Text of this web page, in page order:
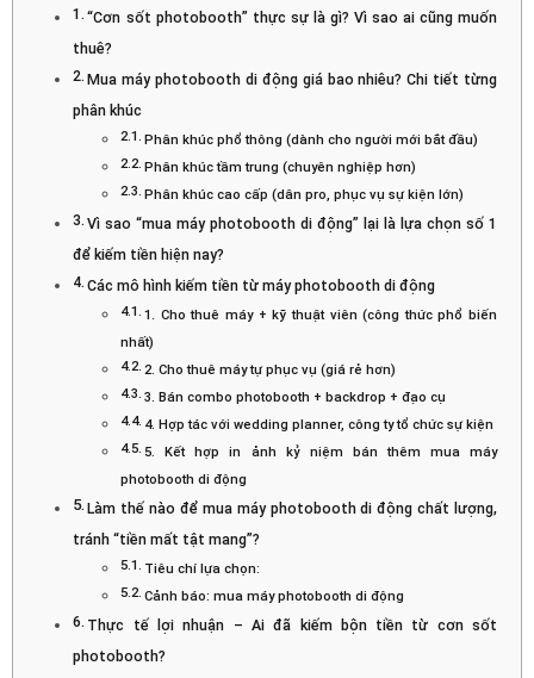
“Cơn sốt photobooth” thực sự là gì? Vì sao ai cũng muốn
thuê?
Mua máy photobooth di động giá bao nhiêu? Chi tiết từng
phân khúc
Phân khúc phổ thông (dành cho người mới bắt đầu)
Phân khúc tầm trung (chuyên nghiệp hơn)
Phân khúc cao cấp (dân pro, phục vụ sự kiện lớn)
Vì sao “mua máy photobooth di động” lại là lựa chọn số 1
để kiếm tiền hiện nay?
Các mô hình kiếm tiền từ máy photobooth di động
1. Cho thuê máy + kỹ thuật viên (công thức phổ biến
nhất)
2. Cho thuê máy tự phục vụ (giá rẻ hơn)
3. Bán combo photobooth + backdrop + đạo cụ
4. Hợp tác với wedding planner, công ty tổ chức sự kiện
5. Kết hợp in ảnh kỷ niệm bán thêm mua máy
photobooth di động
Làm thế nào để mua máy photobooth di động chất lượng,
tránh “tiền mất tật mang”?
Tiêu chí lựa chọn:
Cảnh báo: mua máy photobooth di động
Thực tế lợi nhuận – Ai đã kiếm bộn tiền từ cơn sốt
photobooth?